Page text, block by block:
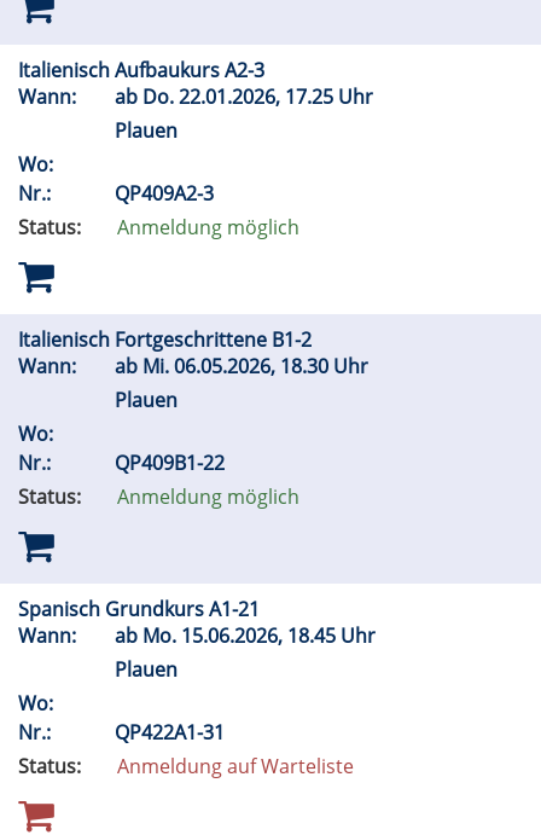
Italienisch Aufbaukurs A2-3
Wann:
ab Do.22.01.2026, 17.25 Uhr
Plauen
Wo:
Nr.:
QP409A2-3
Status:
Anmeldung möglich
Italienisch Fortgeschrittene B1-2
Wann:
ab Mi.06.05.2026, 18.30 Uhr
Plauen
Wo:
Nr.:
QP409B1-22
Status:
Anmeldung möglich
Spanisch Grundkurs A1-21
Wann:
ab Mo. 15.06.2026, 18.45 Uhr
Plauen
Wo:
Nr.:
QP422A1-31
Status:
Anmeldung auf Warteliste